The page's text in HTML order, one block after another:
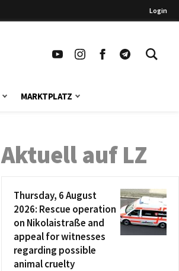
Login
MARKTPLATZ
Aktuell auf LZ
Thursday, 6 August
2026: Rescue operation
on Nikolaistraße and
appeal for witnesses
regarding possible
animal cruelty